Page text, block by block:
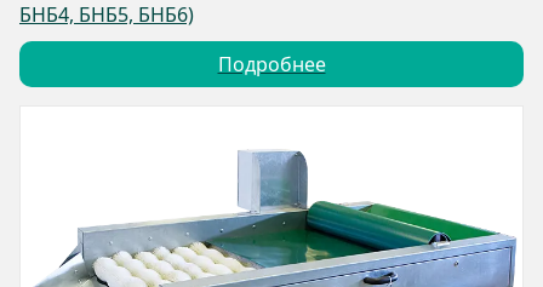
БНБ4, БНБ5, БНБ6)
Подробнее